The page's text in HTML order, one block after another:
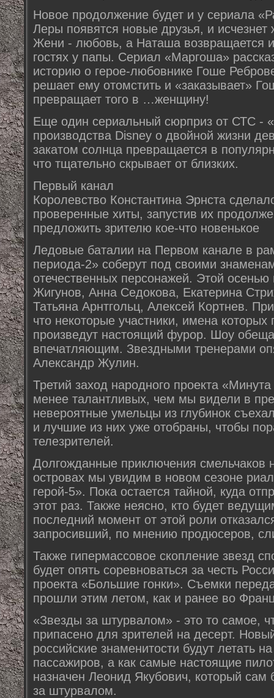
Новое продолжение будет и у сериала
Леры появятся новые друзья, и исчезнет
Жени - любовь, а Наташа возвращается
гостях у папы. Сериал «Маргоша»
историю о герое-любовнике Гоше
решает ему отомстить и «заказывает»
превращает того в …женщину!
Еще один сериальный сюрприз от СТС -
производства Disney о двойной жизни
закатом солнца превращается в
что тщательно скрывает от близких.
Первый канал
Королевство Константина Эрнста
проверенные хиты, запустив их
предложить зрителю кое-что новенькое
Ледовые баталии на Первом канале в
периода-2» соберут под своими
отечественных персонажей. Этой
Жигунов, Анна Седокова, Екатерина
Татьяна Арнтгольц, Алексей Кортнев.
что некоторые участники, имена которых
произведут настоящий фурор. Шоу
впечатляющим. Звездными тренерами
Александр Жулин.
Третий заход народного проекта
менее талантливых, чем мы видели в
невероятные умельцы из глубинок
и лучшие из них уже отобраны, чтобы
телезрителей.
Долгожданные приключения смельчаков
островах мы увидим в новом сезоне
герой-5». Пока остается тайной, куда
этот раз. Также неясно, кто будет
последний момент от этой роли
запросивший, по мнению продюсеров,
Также гипермассовое скопление звезд
будет опять соревноваться за честь
проекта «Большие гонки». Съемки
прошли этим летом, как и ранее во
«Звезды за штурвалом» - это то самое,
припасено для зрителей на десерт.
российские знаменитости будут летать
пассажиров, а как самые настоящие
назначен Леонид Якубович, который
за штурвалом.